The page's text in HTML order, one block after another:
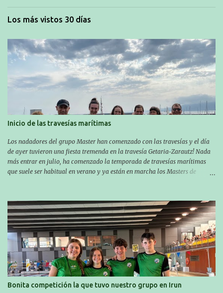
Los más vistos 30 días
Inicio de las travesías marítimas
Los nadadores del grupo Master han comenzado con las travesías y el día
de ayer tuvieron una fiesta tremenda en la travesía Getaria-Zarautz! Nada
más entrar en julio, ha comenzado la temporada de travesías marítimas
que suele ser habitual en verano y ya están en marcha los Masters de
próxima cita. Para empezar, el 13 de julio, Manu Santos participó en la
XXXVIII. Travesía a nado de Ondarroa y recorrió una distancia de 1600
metros en 28 minutos y 30 segundos. Al día siguiente, Manu Santos y su
compañero Asier Gorostegi participaron en la V. San Antón Bira. En esta
travesía se realiza un recorrido desde la playa de Gaztetape hasta la playa
de Malkorbe, pero debido al estado del mar de aquel día, la organización
decidió hacerlo en el interior de la bahía de la playa de Malkorbe. Así,
Asier completó el recorrido en 29 minutos y 30 segundos, c...
Bonita competición la que tuvo nuestro grupo en Irun